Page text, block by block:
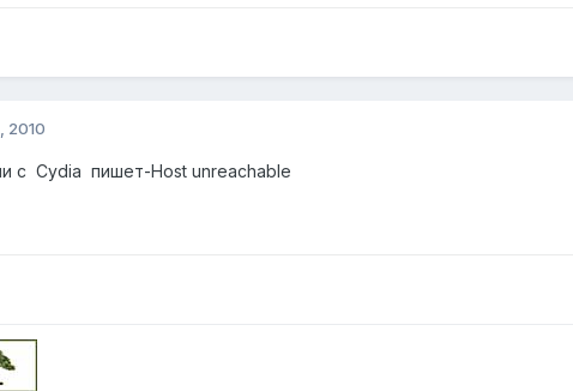
2010
с Cydia пишет-Host unreachable